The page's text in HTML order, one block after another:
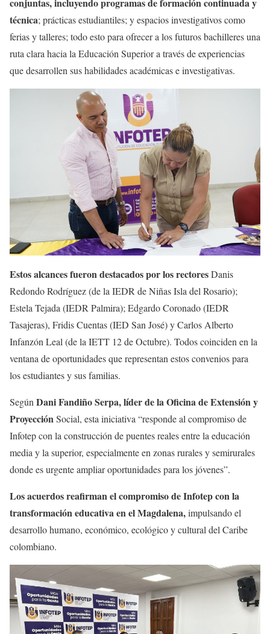
técnica; prácticas estudiantiles; y espacios investigativos como
ferias y talleres; todo esto para ofrecer a los futuros bachilleres una
ruta clara hacia la Educación Superior a través de experiencias
que desarrollen sus habilidades académicas e investigativas.
Estos alcances fueron destacados por los rectoresDanis
Redondo Rodríguez (de la IEDR de Niñas Isla del Rosario);
Estela Tejada (IEDR Palmira); Edgardo Coronado (IEDR
Tasajeras), Fridis Cuentas (IED San José) y Carlos Alberto
Infanzón Leal (de la IETT 12 de Octubre). Todos coinciden en la
ventana de oportunidades que representan estos convenios para
los estudiantes y sus familias.
Según Dani Fandiño Serpa, líder de la Oficina de Extensión y
Proyección Social, esta iniciativa “responde al compromiso de
Infotep con la construcción de puentes reales entre la educación
media y la superior, especialmente en zonas rurales y semirurales
donde es urgente ampliar oportunidades para los jóvenes”.
Los acuerdos reafirman el compromiso de Infotep con la
transformación educativa en el Magdalena,impulsando el
desarrollo humano, económico, ecológico y cultural del Caribe
colombiano.